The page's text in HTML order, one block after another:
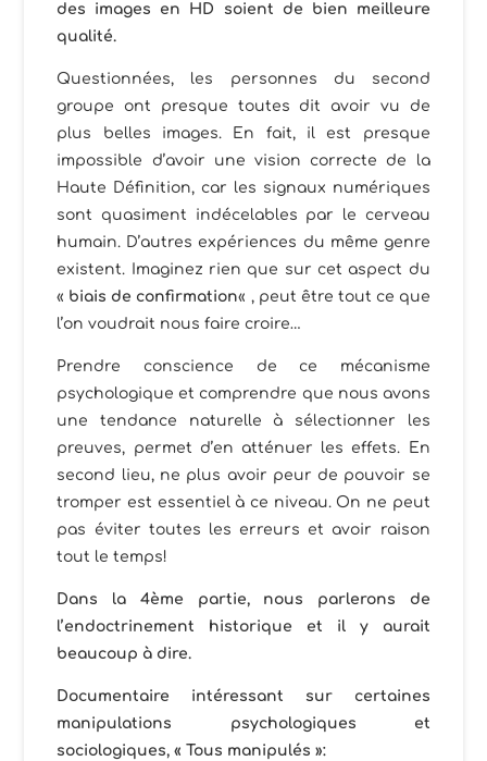
des images en HD soient de bien meilleure
qualité.
Questionnées, les personnes du second
groupe ont presque toutes dit avoir vu de
plus belles images. En fait, il est presque
impossible d’avoir une vision correcte de la
Haute Définition, car les signaux numériques
sont quasiment indécelables par le cerveau
humain. D’autres expériences du même genre
existent. Imaginez rien que sur cet aspect du
« biais de confirmation« , peut être tout ce que
l’on voudrait nous faire croire…
Prendre conscience de ce mécanisme
psychologique et comprendre que nous avons
une tendance naturelle à sélectionner les
preuves, permet d’en atténuer les effets. En
second lieu, ne plus avoir peur de pouvoir se
tromper est essentiel à ce niveau. On ne peut
pas éviter toutes les erreurs et avoir raison
tout le temps!
Dans la 4ème partie, nous parlerons de
l’endoctrinement historique et il y aurait
beaucoup à dire.
Documentaire intéressant sur certaines
manipulations psychologiques et
sociologiques, « Tous manipulés »: